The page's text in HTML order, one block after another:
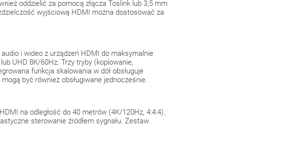
oddzielić za pomocą złącza Toslink lub 3,5 mm
wyjściową HDMI można dostosować za
i wideo z urządzeń HDMI do maksymalnie
UHD 8K/60Hz. Trzy tryby (kopiowanie,
funkcja skalowania w dół obsługuje
być również obsługiwane jednocześnie.
na odległość do 40 metrów (4K/120Hz, 4:4:4).
sterowanie źródłem sygnału. Zestaw